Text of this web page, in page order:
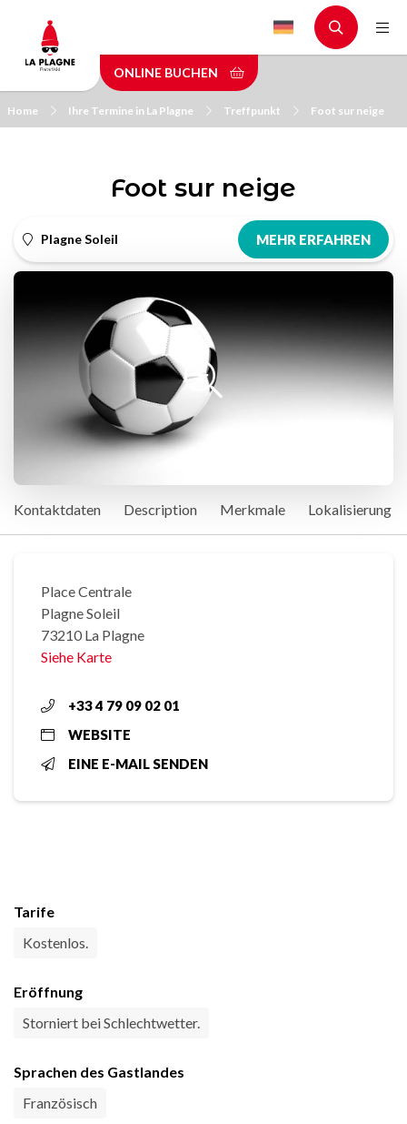
main
content
ONLINE BUCHEN
Home Ihre Termine in La Plagne Treffpunkt Foot sur neige
Foot sur neige
Plagne Soleil MEHR ERFAHREN
Kontaktdaten Description Merkmale Lokalisierung
Place Centrale
Plagne Soleil
73210 La Plagne
Siehe Karte
+33 4 79 09 02 01
WEBSITE
EINE E-MAIL SENDEN
Tarife
Kostenlos.
Eröffnung
Storniert bei Schlechtwetter.
Sprachen des Gastlandes
Französisch